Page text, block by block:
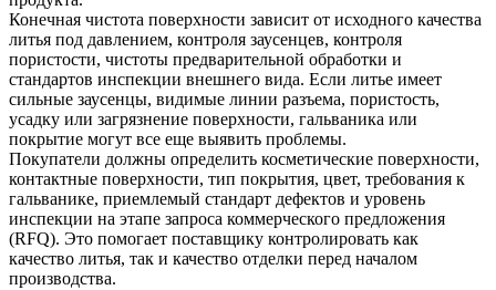
Конечная чистота поверхности зависит от исходного качества
литья под давлением, контроля заусенцев, контроля
пористости, чистоты предварительной обработки и
стандартов инспекции внешнего вида. Если литье имеет
сильные заусенцы, видимые линии разъема, пористость,
усадку или загрязнение поверхности, гальваника или
покрытие могут все еще выявить проблемы.
Покупатели должны определить косметические поверхности,
контактные поверхности, тип покрытия, цвет, требования к
гальванике, приемлемый стандарт дефектов и уровень
инспекции на этапе запроса коммерческого предложения
(RFQ). Это помогает поставщику контролировать как
качество литья, так и качество отделки перед началом
производства.